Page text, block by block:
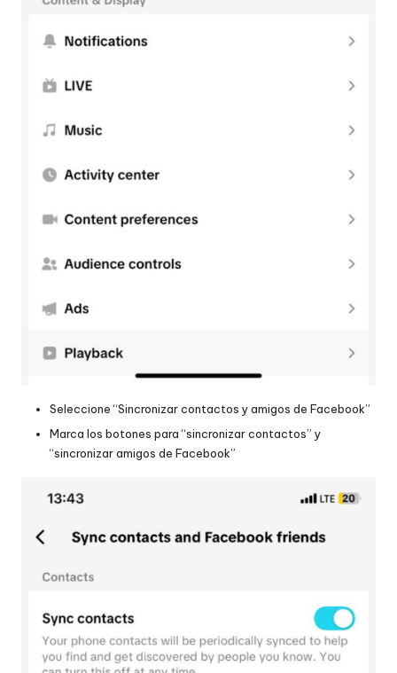
Seleccione “Sincronizar contactos y amigos de Facebook”
Marca los botones para “sincronizar contactos” y
“sincronizar amigos de Facebook”